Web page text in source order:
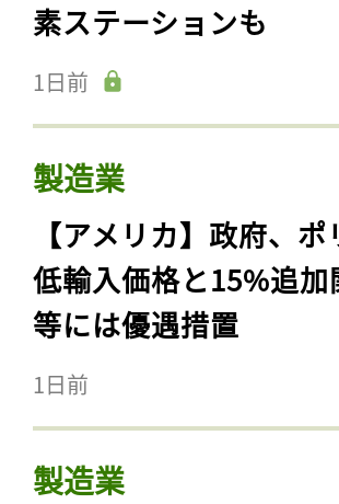
素ステーションも
1日前
製造業
【アメリカ】政府、
低輸入価格と15%追
等には優遇措置
1日前
製造業